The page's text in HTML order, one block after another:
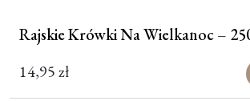
Rajskie Krówki Na Wielkanoc –
14,95zł